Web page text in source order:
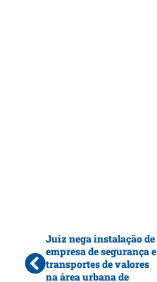
Juiz nega instalação de
empresa de segurança e
transportes de valores
na área urbana de